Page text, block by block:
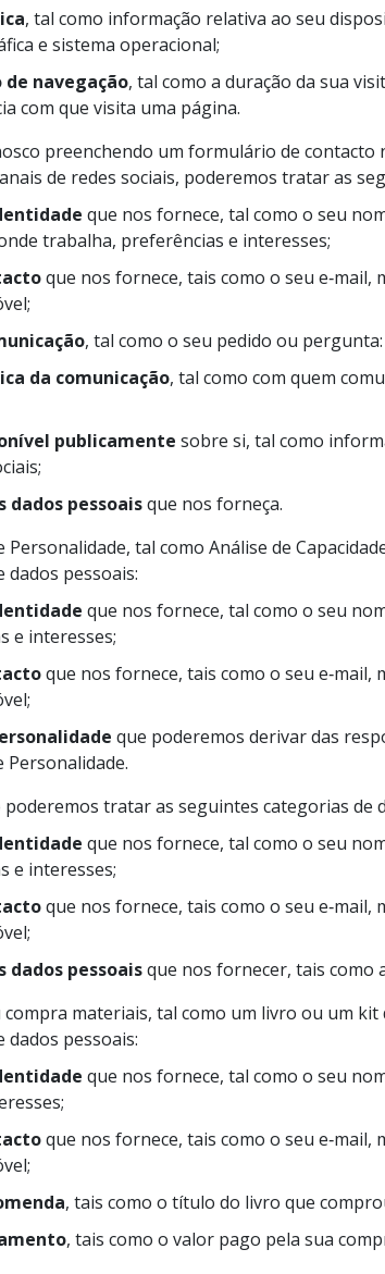
, tal como informação relativa ao seu
e sistema operacional;
navegação, tal como a duração da sua
com que visita uma página.
preenchendo um formulário de contacto
de redes sociais, poderemos tratar as
que nos fornece, tal como o seu
trabalha, preferências e interesses;
que nos fornece, tais como o seu
, tal como o seu pedido ou pergunta:
da comunicação, tal como com quem
publicamente sobre si, tal como
dados pessoaisque nos forneça.
tal como Análise de
pessoais:
que nos fornece, tal como o seu
e interesses;
que nos fornece, tais como o seu
que poderemos derivar das
poderemos tratar as seguintes categorias de
que nos fornece, tal como o seu
e interesses;
que nos fornece, tais como o seu
dados pessoaisque nos fornecer, tais como
materiais, tal como um livro ou um
pessoais:
que nos fornece, tal como o seu
que nos fornece, tais como o seu
, tais como o título do livro que
, tais como o valor pago pela sua